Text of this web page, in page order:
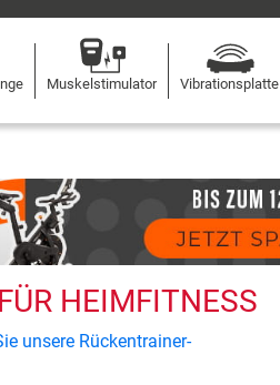
Muskelstimulator Vibrationsplatte
HEIMFITNESS
unsere Rückentrainer-